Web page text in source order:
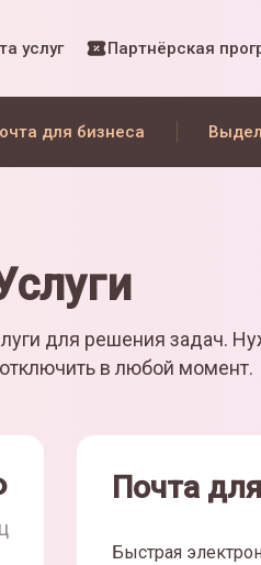
услуг Партнёрская
для бизнеса
для решения задач.
в любой момент.
Почта
Быстрая